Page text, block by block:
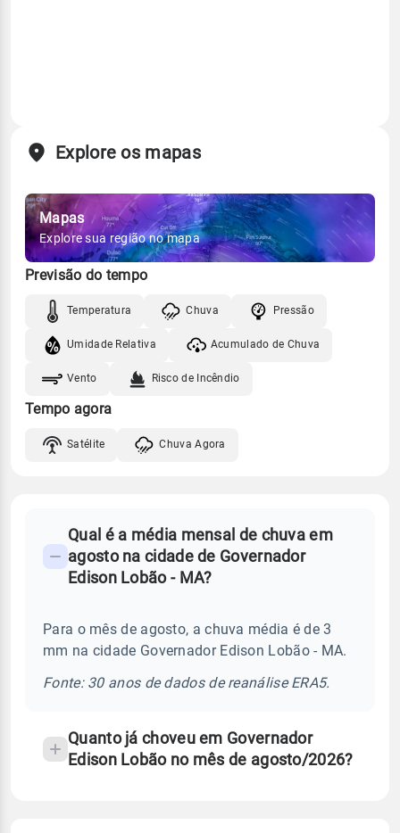
Explore os mapas
Mapas
Explore sua região no mapa
Previsão do tempo
Temperatura Chuva Pressão
Umidade Relativa Acumulado de Chuva
Vento Risco de Incêndio
Tempo agora
Satélite Chuva Agora
Perguntas
frequentes
chuva
temperatura
Qual é a média mensal de chuva em
agosto na cidade de Governador
Edison Lobão - MA?
Para o mês de agosto, a chuva média é de 3
mm na cidade Governador Edison Lobão - MA.
Fonte: 30 anos de dados de reanálise ERA5.
Quanto já choveu em Governador
Edison Lobão no mês de agosto/2026?